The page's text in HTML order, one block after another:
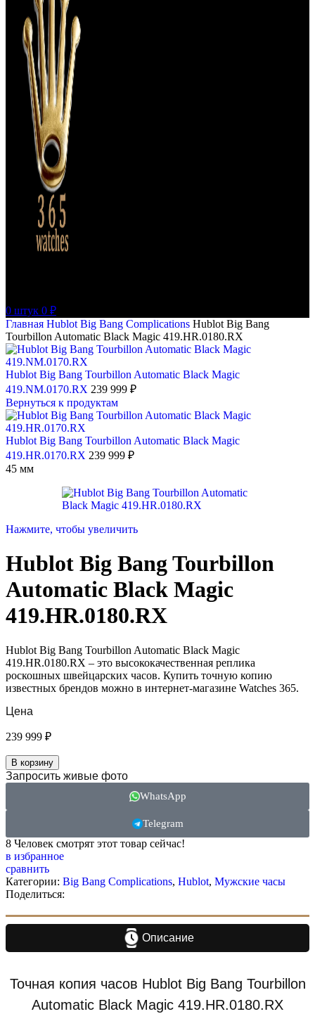
0 штук 0 ₽
Главная Hublot Big Bang Complications Hublot Big Bang
Tourbillon Automatic Black Magic 419.HR.0180.RX
Hublot Big Bang Tourbillon Automatic Black Magic
419.NM.0170.RX 239 999 ₽
Вернуться к продуктам
Hublot Big Bang Tourbillon Automatic Black Magic
419.HR.0170.RX 239 999 ₽
45 мм
Нажмите, чтобы увеличить
Hublot Big Bang Tourbillon
Automatic Black Magic
419.HR.0180.RX
Hublot Big Bang Tourbillon Automatic Black Magic
419.HR.0180.RX – это высококачественная реплика
роскошных швейцарских часов. Купить точную копию
известных брендов можно в интернет-магазине Watches 365.
Цена
239 999 ₽
В корзину
Запросить живые фото
WhatsApp
Telegram
8 Человек смотрят этот товар сейчас!
в избранное
сравнить
Категории: Big Bang Complications, Hublot, Мужские часы
Поделиться:
Описание
Точная копия часов Hublot Big Bang Tourbillon
Automatic Black Magic 419.HR.0180.RX